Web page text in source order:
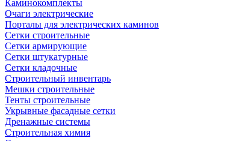
Каминокомплекты
Очаги электрические
Порталы для электрических каминов
Сетки строительные
Сетки армирующие
Сетки штукатурные
Сетки кладочные
Строительный инвентарь
Мешки строительные
Тенты строительные
Укрывные фасадные сетки
Дренажные системы
Строительная химия